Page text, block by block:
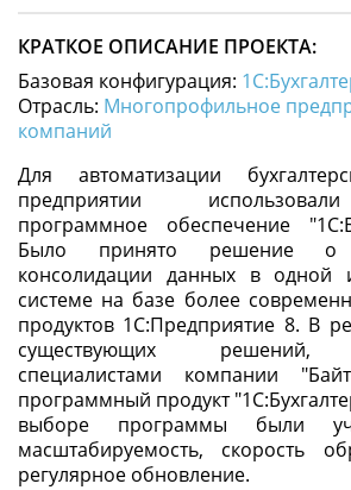
КРАТКОЕ ОПИСАНИЕ ПРОЕКТА:
Базовая конфигурация:
Отрасль: Многопрофильное
компаний
Для автоматизации
предприятии
программное обеспечение
Было принято решение о
консолидации данных в одной
системе на базе более
продуктов 1С:Предприятие 8. В
существующих решений,
специалистами компании
программный продукт
выборе программы были
масштабируемость, скорость
регулярное обновление.